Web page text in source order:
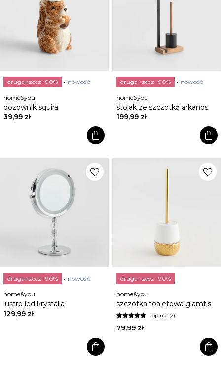
druga rzecz -90% nowość
home&you
dozownik squira
39,99 zł
shopping_bag
druga rzecz -90% nowość
home&you
stojak ze szczotką arkanos
199,99 zł
shopping_bag
favorite
druga rzecz -90% nowość
home&you
lustro led krystalla
129,99 zł
shopping_bag
favorite
druga rzecz -90%
home&you
szczotka toaletowa glamtis
opinie (2)
79,99 zł
shopping_bag